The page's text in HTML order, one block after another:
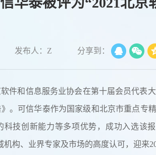
发布人：Z 分享到：
软件和信息服务业协会在第十届会员代表
。可信华泰作为国家级和北京市重点专
科技创新能力等多项优势，成功入选该
机构、业界专家及市场的高度认可，迎来